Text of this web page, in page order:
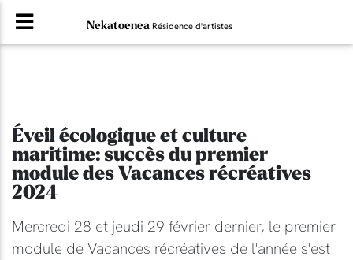
NekatoeneaRésidence d'artistes
Éveil écologique et culture
maritime: succès du premier
module des Vacances récréatives
2024
Mercredi 28 et jeudi 29 février dernier, le premier
module de Vacances récréatives de l'année s'est